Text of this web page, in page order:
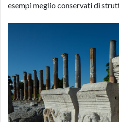
esempi meglio conservati di